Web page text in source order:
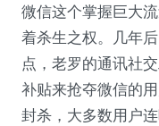
微信这个掌握巨大
着杀生之权。几年
点，老罗的通讯社
补贴来抢夺微信的
封杀，大多数用户